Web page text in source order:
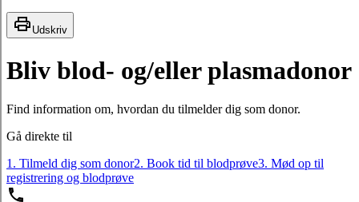
Udskriv
Bliv blod- og/eller plasmadonor
Find information om, hvordan du tilmelder dig som donor.
Gå direkte til
1. Tilmeld dig som donor2. Book tid til blodprøve3. Mød op til
registrering og blodprøve